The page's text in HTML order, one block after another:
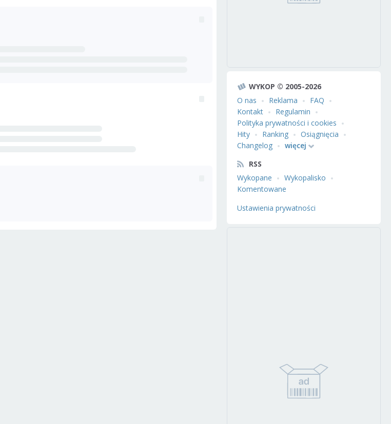
WYKOP © 2005-2026
O nas
Reklama
FAQ
Kontakt
Regulamin
Polityka prywatności i cookies
Hity
Ranking
Osiągnięcia
Changelog
więcej
RSS
Wykopane
Wykopalisko
Komentowane
Ustawienia prywatności